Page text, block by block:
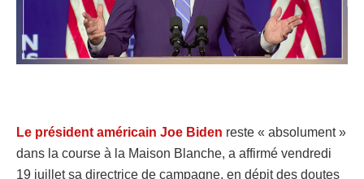
Le président américain Joe Biden reste « absolument »
dans la course à la Maison Blanche, a affirmé vendredi
19 juillet sa directrice de campagne, en dépit des doutes